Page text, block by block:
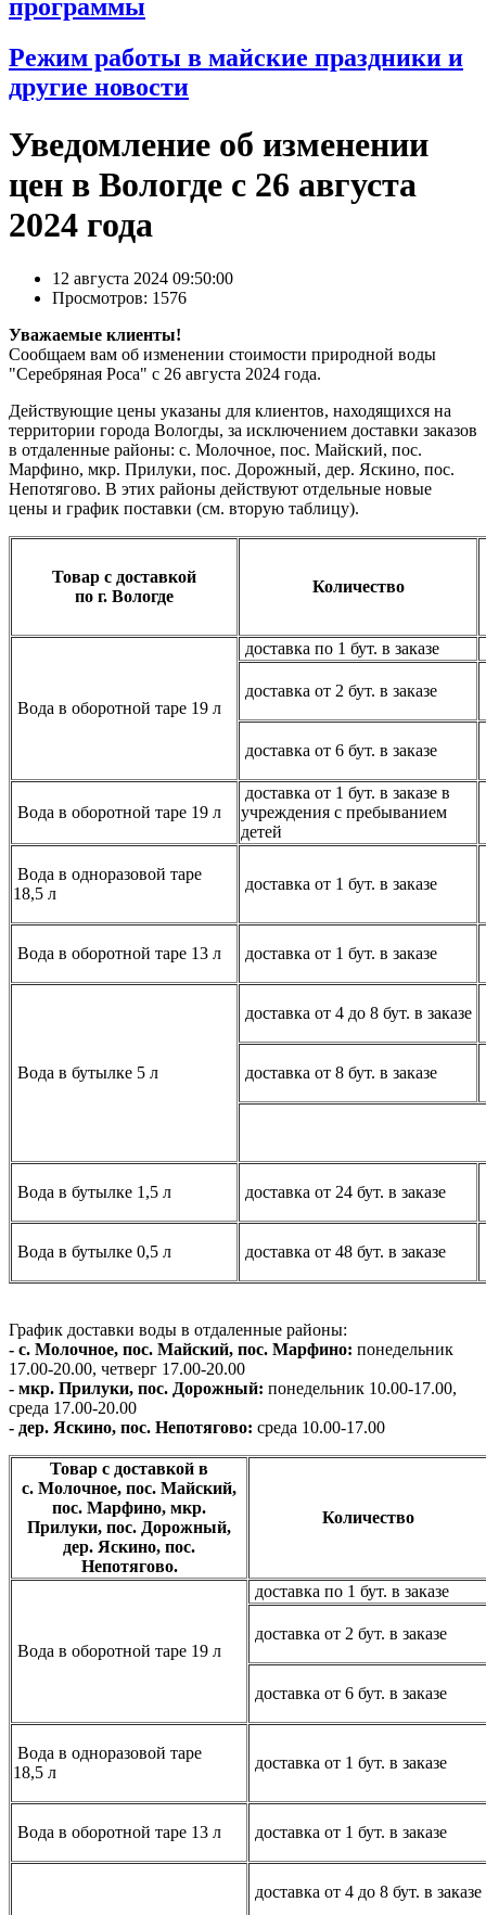
программы
Режим работы в майские праздники и
другие новости
Уведомление об изменении
цен в Вологде с 26 августа
2024 года
12 августа 2024 09:50:00
Просмотров: 1576
Уважаемые клиенты!
Сообщаем вам об изменении стоимости природной воды
"Серебряная Роса" с 26 августа 2024 года.
Действующие цены указаны для клиентов, находящихся на
территории города Вологды, за исключением доставки заказов
в отдаленные районы: с. Молочное, пос. Майский, пос.
Марфино, мкр. Прилуки, пос. Дорожный, дер. Яскино, пос.
Непотягово. В этих районы действуют отдельные новые
цены и график поставки (см. вторую таблицу).
Товар с доставкой
по г. Вологде
Количество
Вода в оборотной таре 19 л
доставка по 1 бут. в заказе
доставка от 2 бут. в заказе
доставка от 6 бут. в заказе
Вода в оборотной таре 19 л
доставка от 1 бут. в заказе в
учреждения с пребыванием
детей
Вода в одноразовой таре
18,5 л
доставка от 1 бут. в заказе
Вода в оборотной таре 13 л доставка от 1 бут. в заказе
Вода в бутылке 5 л
доставка от 4 до 8 бут. в заказе
доставка от 8 бут. в заказе
Вода в бутылке 1,5 л доставка от 24 бут. в заказе
Вода в бутылке 0,5 л доставка от 48 бут. в заказе
График доставки воды в отдаленные районы:
- с. Молочное, пос. Майский, пос. Марфино: понедельник
17.00-20.00, четверг 17.00-20.00
- мкр. Прилуки, пос. Дорожный: понедельник 10.00-17.00,
среда 17.00-20.00
- дер. Яскино, пос. Непотягово: среда 10.00-17.00
Товар с доставкой в
с. Молочное, пос. Майский,
пос. Марфино, мкр.
Прилуки, пос. Дорожный,
дер. Яскино, пос.
Непотягово.
Количество
Вода в оборотной таре 19 л
доставка по 1 бут. в заказе
доставка от 2 бут. в заказе
доставка от 6 бут. в заказе
Вода в одноразовой таре
18,5 л
доставка от 1 бут. в заказе
Вода в оборотной таре 13 л доставка от 1 бут. в заказе
доставка от 4 до 8 бут. в заказе